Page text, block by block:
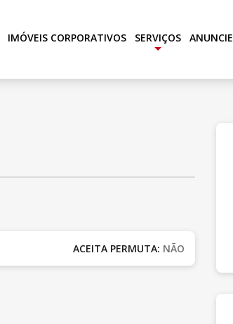
IMÓVEIS CORPORATIVOS
SERVIÇOS ANUNCIE
ACEITA PERMUTA: NÃO